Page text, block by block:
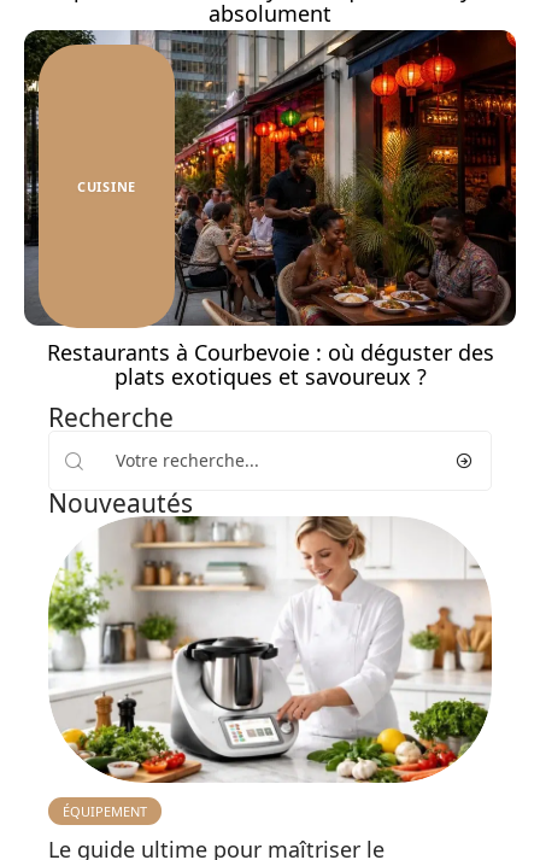
absolument
CUISINE
Restaurants à Courbevoie : où déguster des
plats exotiques et savoureux ?
Recherche
Nouveautés
ÉQUIPEMENT
Le guide ultime pour maîtriser le